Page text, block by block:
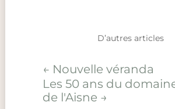
D’autres articles
← Nouvelle véranda
Les 50 ans du
de l'Aisne →